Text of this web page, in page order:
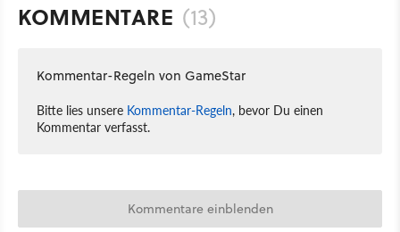
KOMMENTARE (13)
Kommentar-Regeln von GameStar
Bitte lies unsere Kommentar-Regeln, bevor Du einen
Kommentar verfasst.
Kommentare einblenden